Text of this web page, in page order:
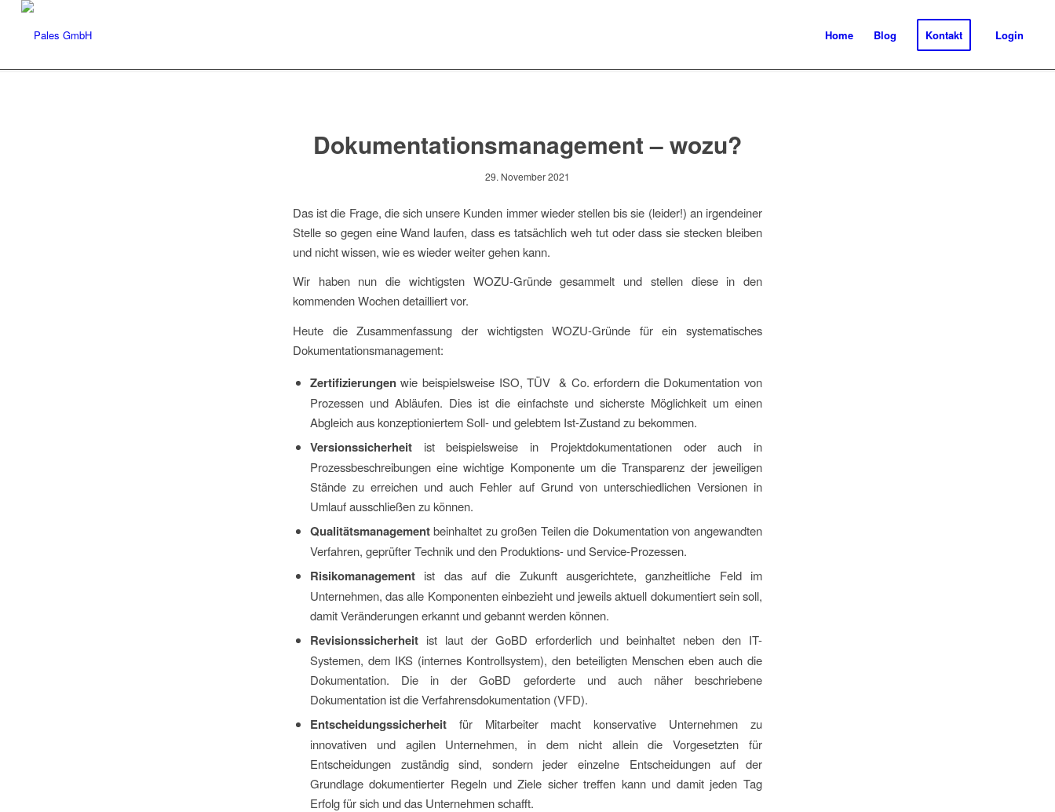
Home Blog Kontakt Login
Dokumentationsmanagement – wozu?
29. November 2021
Das ist die Frage, die sich unsere Kunden immer wieder stellen bis sie (leider!) an irgendeiner
Stelle so gegen eine Wand laufen, dass es tatsächlich weh tut oder dass sie stecken bleiben
und nicht wissen, wie es wieder weiter gehen kann.
Wir haben nun die wichtigsten WOZU-Gründe gesammelt und stellen diese in den
kommenden Wochen detailliert vor.
Heute die Zusammenfassung der wichtigsten WOZU-Gründe für ein systematisches
Dokumentationsmanagement:
Zertifizierungenwie beispielsweise ISO, TÜV & Co. erfordern die Dokumentation von
Prozessen und Abläufen. Dies ist die einfachste und sicherste Möglichkeit um einen
Abgleich aus konzeptioniertem Soll- und gelebtem Ist-Zustand zu bekommen.
Versionssicherheitist beispielsweise in Projektdokumentationen oder auch in
Prozessbeschreibungen eine wichtige Komponente um die Transparenz der jeweiligen
Stände zu erreichen und auch Fehler auf Grund von unterschiedlichen Versionen in
Umlauf ausschließen zu können.
Qualitätsmanagementbeinhaltet zu großen Teilen die Dokumentation von angewandten
Verfahren, geprüfter Technik und den Produktions- und Service-Prozessen.
Risikomanagementist das auf die Zukunft ausgerichtete, ganzheitliche Feld im
Unternehmen, das alle Komponenten einbezieht und jeweils aktuell dokumentiert sein soll,
damit Veränderungen erkannt und gebannt werden können.
Revisionssicherheitist laut der GoBD erforderlich und beinhaltet neben den IT-
Systemen, dem IKS (internes Kontrollsystem), den beteiligten Menschen eben auch die
Dokumentation. Die in der GoBD geforderte und auch näher beschriebene
Dokumentation ist die Verfahrensdokumentation (VFD).
Entscheidungssicherheitfür Mitarbeiter macht konservative Unternehmen zu
innovativen und agilen Unternehmen, in dem nicht allein die Vorgesetzten für
Entscheidungen zuständig sind, sondern jeder einzelne Entscheidungen auf der
Grundlage dokumentierter Regeln und Ziele sicher treffen kann und damit jeden Tag
Erfolg für sich und das Unternehmen schafft.